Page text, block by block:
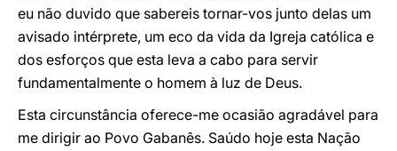
eu não duvido que sabereis tornar-vos junto delas um
avisado intérprete, um eco da vida da Igreja católica e
dos esforços que esta leva a cabo para servir
fundamentalmente o homem à luz de Deus.
Esta circunstância oferece-me ocasião agradável para
me dirigir ao Povo Gabanês. Saúdo hoje esta Nação